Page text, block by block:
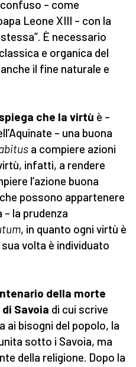
– come
Leone XIII – con la
È necessario
e organica del
il fine naturale e
che la virtù è –
– una buona
a compiere azioni
infatti, a rendere
l’azione buona
possono appartenere
– la prudenza
, in quanto ogni virtù è
volta è individuato
della morte
Savoia di cui scrive
ai bisogni del popolo, la
sotto i Savoia, ma
della religione. Dopo la